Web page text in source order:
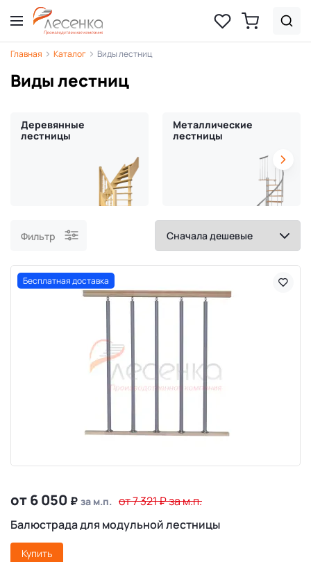
Главная Каталог Виды лестниц
Виды лестниц
Деревянные
лестницы
Металлические
лестницы
Фильтр
Бесплатная доставка
от 6 050 ₽ за м.п. от 7 321₽за м.п.
Балюстрада для модульной лестницы
Купить